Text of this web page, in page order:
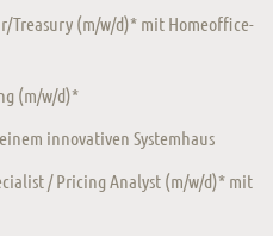
Treasury (m/w/d)* mit Homeoffice-
(m/w/d)*
innovativen Systemhaus
/ Pricing Analyst (m/w/d)* mit